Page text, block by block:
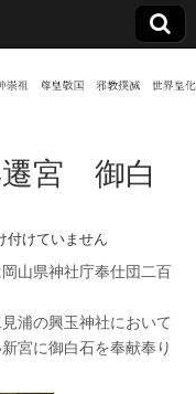
遷宮 御白
付けていません
山県神社庁奉仕団二百
浦の興玉神社において
宮に御白石を奉献奉り